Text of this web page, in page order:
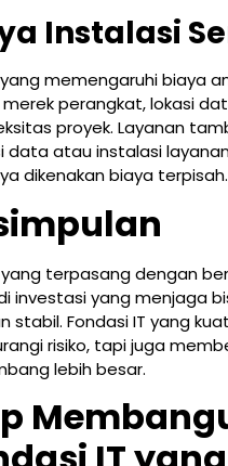
Instalasi
memengaruhi biaya
merek perangkat, lokasi
proyek. Layanan
data atau instalasi
dikenakan biaya terpisah.
terpasang dengan
investasi yang menjaga
stabil. Fondasi IT yang
risiko, tapi juga
lebih besar.